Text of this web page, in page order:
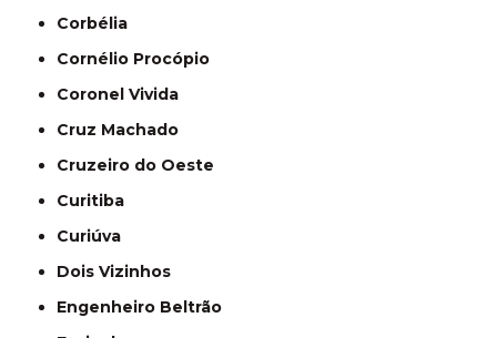
Corbélia
Cornélio Procópio
Coronel Vivida
Cruz Machado
Cruzeiro do Oeste
Curitiba
Curiúva
Dois Vizinhos
Engenheiro Beltrão